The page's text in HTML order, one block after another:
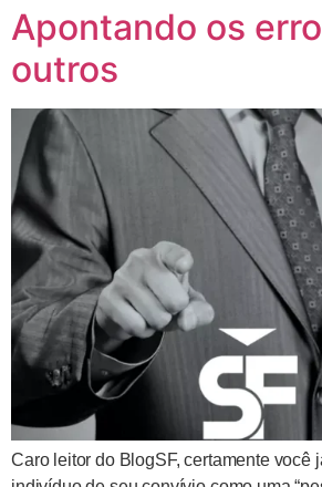
Apontando os
outros
Caro leitor do BlogSF, certamente você